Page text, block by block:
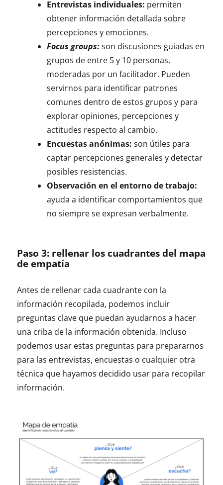
Entrevistas individuales: permiten
obtener información detallada sobre
percepciones y emociones.
Focus groups:son discusiones guiadas en
grupos de entre 5 y 10 personas,
moderadas por un facilitador. Pueden
servirnos para identificar patrones
comunes dentro de estos grupos y para
explorar opiniones, percepciones y
actitudes respecto al cambio.
Encuestas anónimas:son útiles para
captar percepciones generales y detectar
posibles resistencias.
Observación en el entorno de trabajo:
ayuda a identificar comportamientos que
no siempre se expresan verbalmente.
Paso 3: rellenar los cuadrantes del mapa
de empatía
Antes de rellenar cada cuadrante con la
información recopilada, podemos incluir
preguntas clave que puedan ayudarnos a hacer
una criba de la información obtenida. Incluso
podemos usar estas preguntas para prepararnos
para las entrevistas, encuestas o cualquier otra
técnica que hayamos decidido usar para recopilar
información.